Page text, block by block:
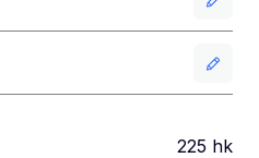
225 hk